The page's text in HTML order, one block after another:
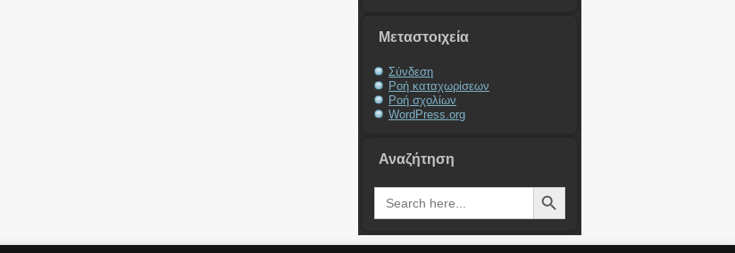
Μεταστοιχεία
Σύνδεση
Ροή καταχωρίσεων
Ροή σχολίων
WordPress.org
Αναζήτηση
Search
for:
Search Button